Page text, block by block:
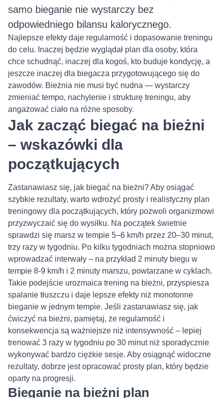
samo bieganie nie wystarczy bez
odpowiedniego bilansu kalorycznego.
Najlepsze efekty daje regularność i dopasowanie treningu
do celu. Inaczej będzie wyglądał plan dla osoby, która
chce schudnąć, inaczej dla kogoś, kto buduje kondycję, a
jeszcze inaczej dla biegacza przygotowującego się do
zawodów. Bieżnia nie musi być nudna — wystarczy
zmieniać tempo, nachylenie i strukturę treningu, aby
angażować ciało na różne sposoby.
Jak zacząć biegać na bieżni
– wskazówki dla
początkujących
Zastanawiasz się, jak biegać na bieżni? Aby osiągać
szybkie rezultaty, warto wdrożyć prosty i realistyczny plan
treningowy dla początkujących, który pozwoli organizmowi
przyzwyczaić się do wysiłku. Na początek świetnie
sprawdzi się marsz w tempie 5–6 km/h przez 20–30 minut,
trzy razy w tygodniu. Po kilku tygodniach można stopniowo
wprowadzać interwały – na przykład 2 minuty biegu w
tempie 8-9 km/h i 2 minuty marszu, powtarzane w cyklach.
Takie podejście urozmaica trening na bieżni, przyspiesza
spalanie tłuszczu i daje lepsze efekty niż monotonne
bieganie w jednym tempie. Jeśli zastanawiasz się, jak
ćwiczyć na bieżni, pamiętaj, że regularność i
konsekwencja są ważniejsze niż intensywność – lepiej
trenować 3 razy w tygodniu po 30 minut niż sporadycznie
wykonywać bardzo ciężkie sesje. Aby osiągnąć widoczne
rezultaty, dobrze jest opracować prosty plan, który będzie
oparty na progresji.
Bieganie na bieżni plan